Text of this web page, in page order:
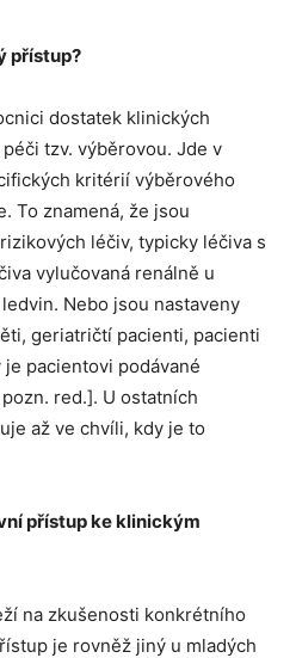
přístup?
dostatek klinických
tzv. výběrovou. Jde v
kritérií výběrového
To znamená, že jsou
léčiv, typicky léčiva s
vylučovaná renálně u
Nebo jsou nastaveny
geriatričtí pacienti, pacienti
pacientovi podávané
red.]. U ostatních
až ve chvíli, kdy je to
přístup ke klinickým
na zkušenosti konkrétního
je rovněž jiný u mladých